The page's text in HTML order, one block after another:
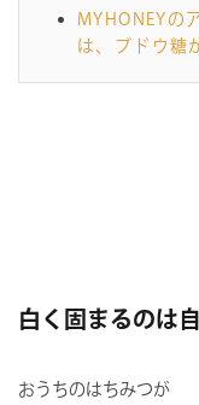
MYHONEYの
は、ブドウ糖
白く固まるのは
おうちのはちみつが